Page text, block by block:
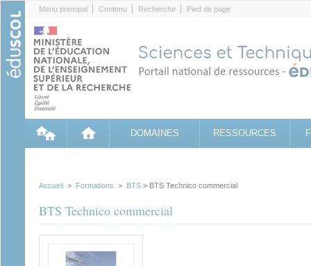
Menu principal Contenu Recherche Pied de page
DOMAINES RESSOURCES
Accueil > Formations > BTS > BTS Technico commercial
BTS Technico commercial